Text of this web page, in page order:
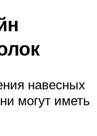
навесных
могут иметь